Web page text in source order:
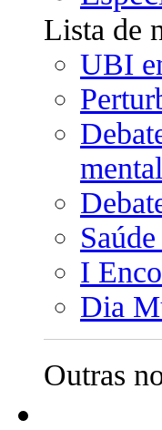
Lista de
UBI
mental
I
Dia
Outras